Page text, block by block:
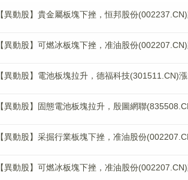
【異動股】貴金屬板塊下挫，恒邦股份
【異動股】可燃冰板塊下挫，准油股份
【異動股】電池板塊拉升，德福科技(301511.CN)
【異動股】固態電池板塊拉升，殷圖網聯
【異動股】采掘行業板塊下挫，准油股份
【異動股】可燃冰板塊下挫，准油股份